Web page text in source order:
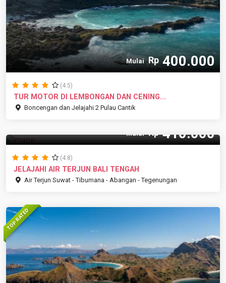
Mulai Rp400.000
(4.5)
TUR MOTOR DI LEMBONGAN DAN CENING...
Boncengan dan Jelajahi 2 Pulau Cantik
Mulai Rp410.000
(4.8)
JELAJAHI AIR TERJUN BALI TENGAH
Air Terjun Suwat - Tibumana - Abangan - Tegenungan
TOP RATED